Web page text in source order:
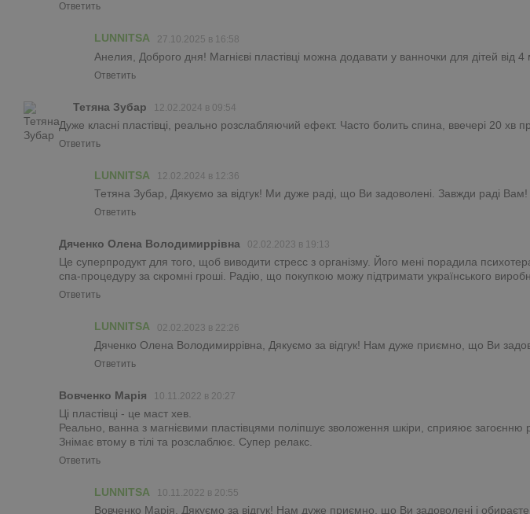
Ответить
LUNNITSA 27.10.2025 в 16:58
Анелия, Доброго дня! Магнієві пластівці можна додавати у ванночки для дітей від 4
Ответить
Тетяна Зубар 12.02.2024 в 09:54
Дуже класні пластівці, реально розслабляючий ефект. Часто болить спина, ввечері 20 хв
Ответить
LUNNITSA 12.02.2024 в 12:36
Тетяна Зубар, Дякуємо за відгук! Ми дуже раді, що Ви задоволені. Завжди раді Вам!
Ответить
Дяченко Олена Володимиррівна 02.02.2023 в 19:13
Це суперпродукт для того, щоб виводити стресс з організму. Його мені порадила
спа-процедуру за скромні гроші. Радію, що покупкою можу підтримати українського
Ответить
LUNNITSA 02.02.2023 в 22:26
Дяченко Олена Володимиррівна, Дякуємо за відгук! Нам дуже приємно, що Ви
Ответить
Вовченко Марія 10.11.2022 в 20:27
Ці пластівці - це маст хев.
Реально, ванна з магнієвими пластівцями поліпшує зволоження шкіри, сприяює загоєнню
Знімає втому в тілі та розслаблює. Супер релакс.
Ответить
LUNNITSA 10.11.2022 в 20:55
Вовченко Марія, Дякуємо за відгук! Нам дуже приємно, що Ви задоволені і